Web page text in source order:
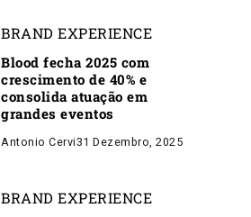
BRAND EXPERIENCE
Blood fecha 2025 com
crescimento de 40% e
consolida atuação em
grandes eventos
Antonio Cervi31 Dezembro, 2025
BRAND EXPERIENCE